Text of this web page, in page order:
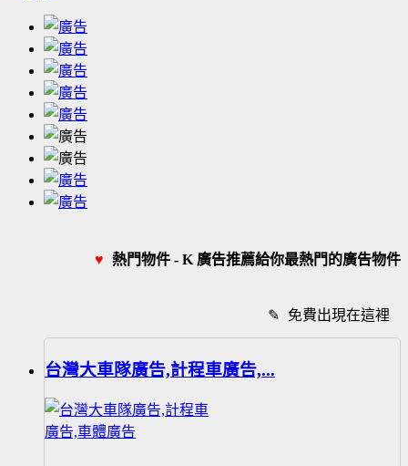
♥ 熱門物件 - K 廣告推薦給你最熱門的廣告物件
✎ 免費出現在這裡
台灣大車隊廣告,計程車廣告,...